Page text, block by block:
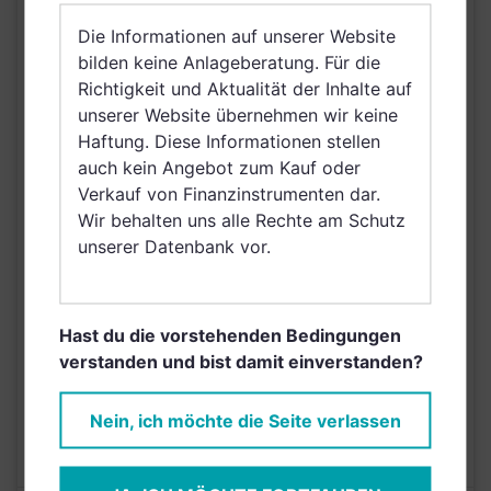
VERTRIEBSZULASSUNG
Großbritannien und
Nordirland, Österreich,
Schweiz, Finnland,
Dänemark, Hong Kong,
Ungarn, Schweden,
Irland, Belgien,
Netherlands (Kingdom
of the), Norwegen,
Vereinigte Arabische
Griechenland, Brunei
Darussalam, Saudi
Arabien
AUSGABEAUFSCHLAG 5,00%
MAX. LAUFENDE
KOSTEN
N/A
Die Informationen auf unserer Website
bilden keine Anlageberatung. Für die
Richtigkeit und Aktualität der Inhalte auf
unserer Website übernehmen wir keine
Haftung. Diese Informationen stellen
auch kein Angebot zum Kauf oder
Verkauf von Finanzinstrumenten dar.
Wir behalten uns alle Rechte am Schutz
unserer Datenbank vor.
Hast du die vorstehenden Bedingungen
verstanden und bist damit einverstanden?
Nein, ich möchte die Seite verlassen